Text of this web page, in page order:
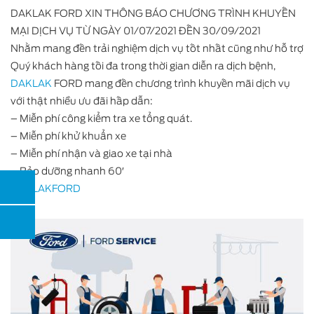
DAKLAK FORD XIN THÔNG BÁO CHƯƠNG TRÌNH KHUYẾN
MẠI DỊCH VỤ TỪ NGÀY 01/07/2021 ĐẾN 30/09/2021
Nhằm mang đến trải nghiệm dịch vụ tốt nhất cũng như hỗ trợ
Quý khách hàng tối đa trong thời gian diễn ra dịch bệnh,
DAKLAK FORD mang đến chương trình khuyến mãi dịch vụ
với thật nhiều ưu đãi hấp dẫn:
– Miễn phí công kiểm tra xe tổng quát.
– Miễn phí khử khuẩn xe
– Miễn phí nhận và giao xe tại nhà
– Bảo dưỡng nhanh 60′
DAKLAKFORD